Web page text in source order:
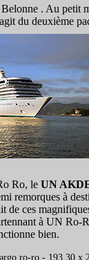
. Au petit
du deuxième
Ro, le UN
remorques à
de ces
à UN Ro-
bien.
ro-ro - 193,30 x